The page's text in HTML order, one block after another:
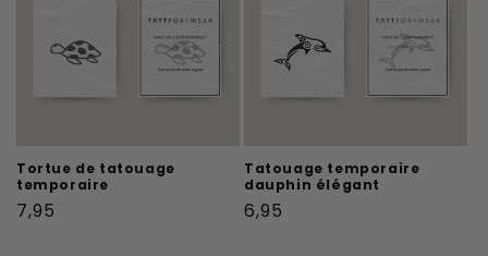
Tortue de tatouage
temporaire
Prix
7,95
Tatouage temporaire
dauphin élégant
Prix
6,95